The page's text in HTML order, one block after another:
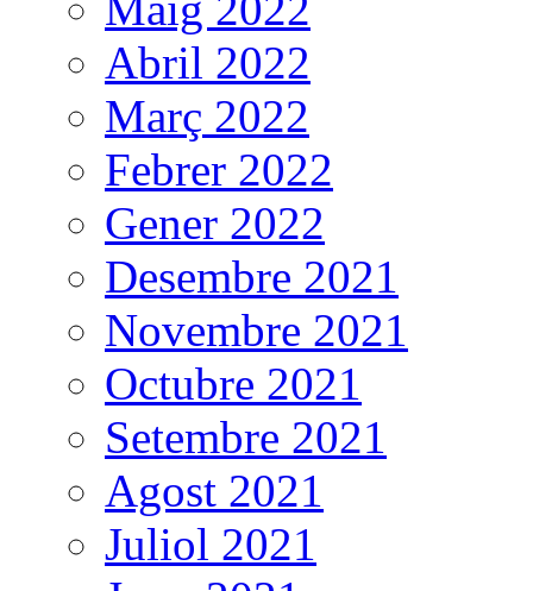
Abril 2022
Març 2022
Febrer 2022
Gener 2022
Desembre 2021
Novembre 2021
Octubre 2021
Setembre 2021
Agost 2021
Juliol 2021